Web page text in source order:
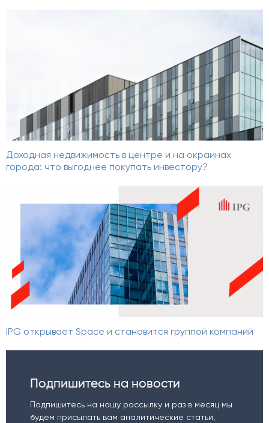
Доходная недвижимость в центре и на окраинах
города: что выгоднее покупать инвестору?
IPG открывает Space и становится группой компаний
Подпишитесь на новости
Подпишитесь на нашу рассылку и раз в месяц мы
будем присылать вам аналитические статьи,